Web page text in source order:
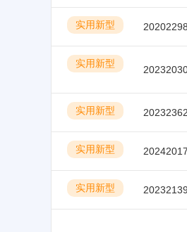
实用新型
实用新型
实用新型
实用新型
实用新型